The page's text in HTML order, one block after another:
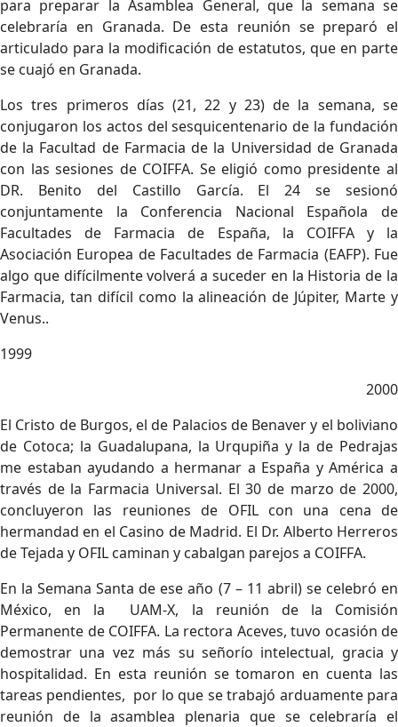
para preparar la Asamblea General, que la semana se
celebraría en Granada. De esta reunión se preparó el
articulado para la modificación de estatutos, que en parte
se cuajó en Granada.
Los tres primeros días (21, 22 y 23) de la semana, se
conjugaron los actos del sesquicentenario de la fundación
de la Facultad de Farmacia de la Universidad de Granada
con las sesiones de COIFFA. Se eligió como presidente al
DR. Benito del Castillo García. El 24 se sesionó
conjuntamente la Conferencia Nacional Española de
Facultades de Farmacia de España, la COIFFA y la
Asociación Europea de Facultades de Farmacia (EAFP). Fue
algo que difícilmente volverá a suceder en la Historia de la
Farmacia, tan difícil como la alineación de Júpiter, Marte y
Venus..
1999
2000
El Cristo de Burgos, el de Palacios de Benaver y el boliviano
de Cotoca; la Guadalupana, la Urqupiña y la de Pedrajas
me estaban ayudando a hermanar a España y América a
través de la Farmacia Universal. El 30 de marzo de 2000,
concluyeron las reuniones de OFIL con una cena de
hermandad en el Casino de Madrid. El Dr. Alberto Herreros
de Tejada y OFIL caminan y cabalgan parejos a COIFFA.
En la Semana Santa de ese año (7 – 11 abril) se celebró en
México, en la UAM-X, la reunión de la Comisión
Permanente de COIFFA. La rectora Aceves, tuvo ocasión de
demostrar una vez más su señorío intelectual, gracia y
hospitalidad. En esta reunión se tomaron en cuenta las
tareas pendientes, por lo que se trabajó arduamente para
reunión de la asamblea plenaria que se celebraría el